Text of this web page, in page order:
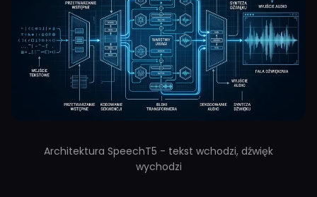
Architektura SpeechT5 - tekst wchodzi, dźwięk
wychodzi